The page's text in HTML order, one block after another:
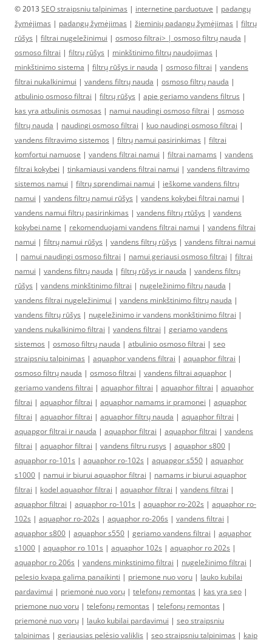
© 2013 SEO straipsniu talpinimas | internetine parduotuve | padangų
žymėjimas | padangų žymėjimas | žieminių padangų žymėjimas | filtrų
rūšys | filtrai nugeležinimui | osmoso filtrai> | osmoso filtrų nauda |
osmoso filtrai | filtrų rūšys | minkštinimo filtrų naudojimas |
minkštinimo sistema | filtrų rūšys ir nauda | osmoso filtrai | vandens
filtrai nukalkinimui | vandens filtrų nauda | osmoso filtrų nauda |
atbulinio osmoso filtrai | filtrų rūšys | apie geriamo vandens filtrus |
kas yra atbulinis osmosas | namui naudingi osmoso filtrai | osmoso
filtrų nauda | naudingi osmoso filtrai | kuo naudingi osmoso filtrai |
vandens filtravimo sistemos | filtrų namui pasirinkimas | filtrai
komfortui namuose | vandens filtrai namui | filtrai namams | vandens
filtrai kokybei | tinkamiausi vandens filtrai namui | vandens filtravimo
sistemos namui | filtrų sprendimai namui | ieškome vandens filtrų
namui | vandens filtrų namui rūšys | vandens kokybei filtrai namui |
vandens namui filtrų pasirinkimas | vandens filtrų rtūšys | vandens
kokybei name | rekomenduojami vandens filtrai namui | vandens filtrai
namui | filtrų namui rūšys | vandens filtrų rūšys | vandens filtrai namui
| namui naudingi osmoso filtrai | namui geriausi osmoso filtrai | filtrai
namui | vandens filtrų nauda | filtrų rūšys ir nauda | vandens filtrų
rūšys | vandens minkštinimo filtrai | nugeležinimo filtrų nauda |
vandens filtrai nugeležinimui | vandens minkštinimo filtrų nauda |
vandens filtrų rūšys | nugeležinimo ir vandens monkštinimo filtrai |
vandens nukalkinimo filtrai | vandens filtrai | geriamo vandens
sistemos | osmoso filtrų nauda | atbulinio osmoso filtrai | seo
straipsniu talpinimas | aquaphor vandens filtrai | aquaphor filtrai |
osmoso filtrų nauda | osmoso filtrai | vandens filtrai aquaphor |
geriamo vandens filtrai | aquaphor filtrai | aquaphor filtrai | aquaphor
filtrai | aquaphor filtrai | aquaphor namams ir pramonei | aquaphor
filtrai | aquaphor filtrai | aquaphor filtrų nauda | aquaphor filtrai |
aquapgor filtrai ir nauda | aquaphor filtrai | aquaphor filtrai | vandens
filtrai | aquaphor filtrai | vandens filtru rusys | aquaphor s800 |
aquaphor ro-101s | aquaphor ro-102s | aquapgor s550 | aquaphor
s1000 | namui ir biurui aquaphor filtrai | namams ir biurui aquaphor
filtrai | kodel aquaphor filtrai | aquaphor filtrai | vandens filtrai |
aquaphor filtrai | aquaphor ro-101s | aquaphor ro-202s | aquaphor ro-
102s | aquaphor ro-202s | aquaphor ro-206s | vandens filtrai |
aquaphor s800 | aquaphor s550 | geriamo vandens filtrai | aquaphor
s1000 | aquaphor ro 101s | aquaphor 102s | aquaphor ro 202s |
aquaphor ro 206s | vandens minkstinimo filtrai | nugeležinimo filtrai |
pelesio kvapa galima panaikinti | priemone nuo voru | lauko kubilai
pardavimui | priemonė nuo vorų | telefonų remontas | kas yra seo |
priemone nuo voru | telefonų remontas | telefonų remontas |
priemonė nuo vorų | lauko kubilai pardavimui | seo straipsniu
talpinimas | geriausias pelėsio valiklis | seo straipsniu talpinimas | kaip